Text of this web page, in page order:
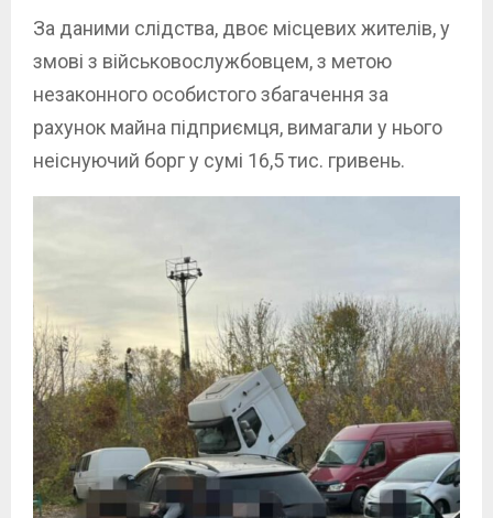
За даними слідства, двоє місцевих жителів, у
змові з військовослужбовцем, з метою
незаконного особистого збагачення за
рахунок майна підприємця, вимагали у нього
неіснуючий борг у сумі 16,5 тис. гривень.